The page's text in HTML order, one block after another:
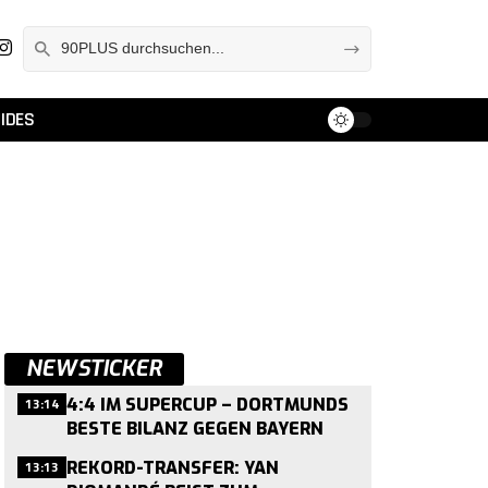
NEWSTICKER
13:14 4:4 IM SUPERCUP – DORTMUNDS
BESTE BILANZ GEGEN BAYERN
13:13 REKORD-TRANSFER: YAN